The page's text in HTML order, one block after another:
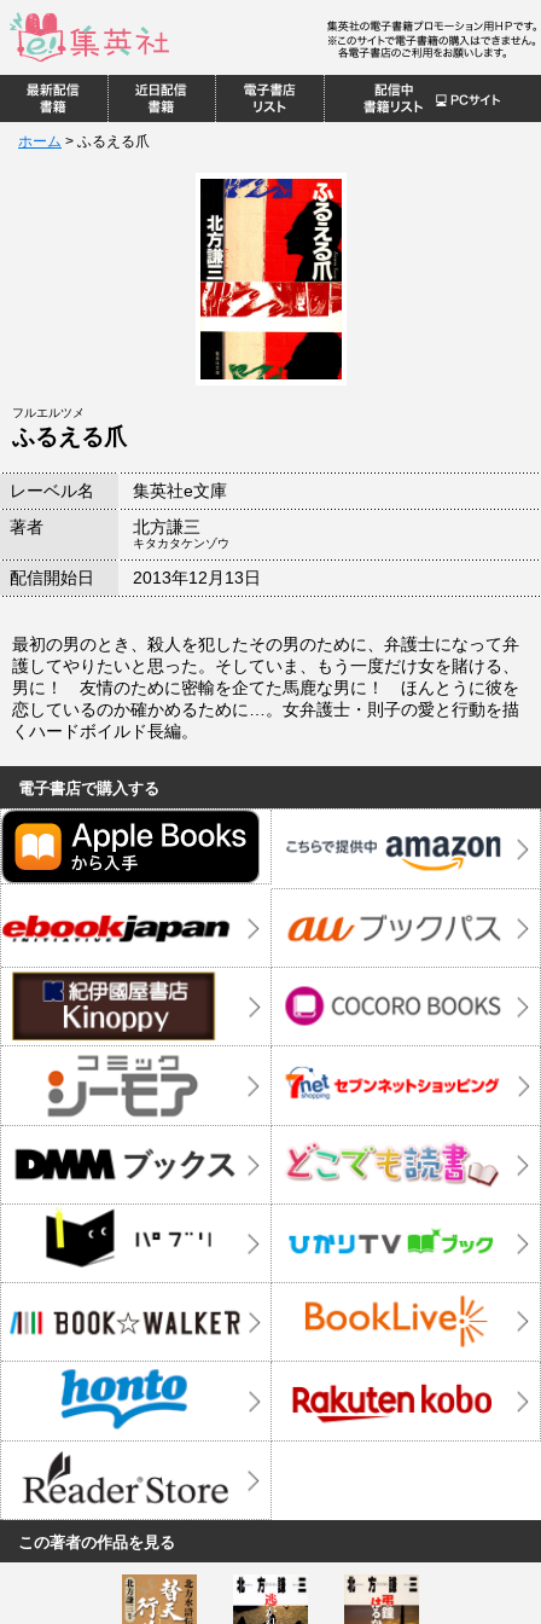
ホーム > ふるえる爪
フルエルツメ
ふるえる爪
レーベル名
集英社e文庫
著者
北方謙三
キタカタケンゾウ
配信開始日 2013年12月13日
最初の男のとき、殺人を犯したその男のために、弁護士になって弁
護してやりたいと思った。そしていま、もう一度だけ女を賭ける、
男に！ 友情のために密輸を企てた馬鹿な男に！ ほんとうに彼を
恋しているのか確かめるために…。女弁護士・則子の愛と行動を描
くハードボイルド長編。
電子書店で購入する
この著者の作品を見る